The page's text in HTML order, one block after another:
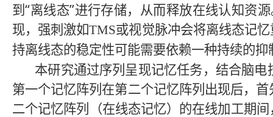
到“离线态”进行存储，从而释放在线认知资
现，强刺激如TMS或视觉脉冲会将离线态记
持离线态的稳定性可能需要依赖一种持续的抑
本研究通过序列呈现记忆任务，结合脑
第一个记忆阵列在第二个记忆阵列出现后，
二个记忆阵列（在线态记忆）的在线加工期